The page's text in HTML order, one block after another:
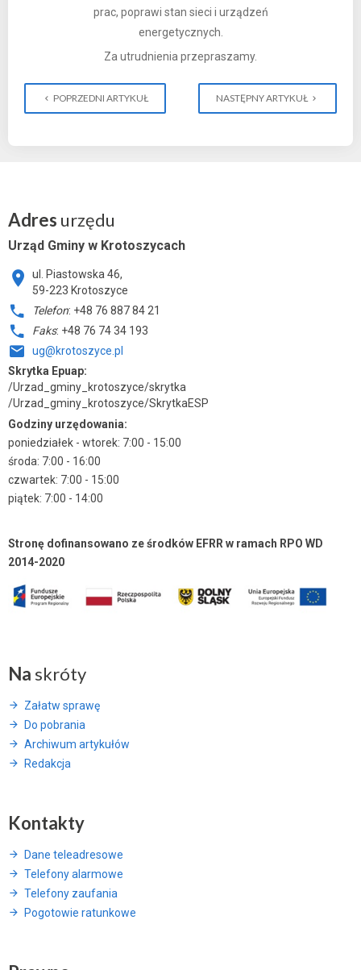
prac, poprawi stan sieci i urządzeń
energetycznych.
Za utrudnienia przepraszamy.
POPRZEDNI ARTYKUŁ NASTĘPNY ARTYKUŁ
Adres urzędu
Urząd Gminy w Krotoszycach
ul. Piastowska 46,
59-223 Krotoszyce
Telefon: +48 76 887 84 21
Faks: +48 76 74 34 193
ug@krotoszyce.pl
Skrytka Epuap:
/Urzad_gminy_krotoszyce/skrytka
/Urzad_gminy_krotoszyce/SkrytkaESP
Godziny urzędowania:
poniedziałek - wtorek: 7:00 - 15:00
środa: 7:00 - 16:00
czwartek: 7:00 - 15:00
piątek: 7:00 - 14:00
Stronę dofinansowano ze środków EFRR w ramach RPO WD
2014-2020
Na skróty
Załatw sprawę
Do pobrania
Archiwum artykułów
Redakcja
Kontakty
Dane teleadresowe
Telefony alarmowe
Telefony zaufania
Pogotowie ratunkowe